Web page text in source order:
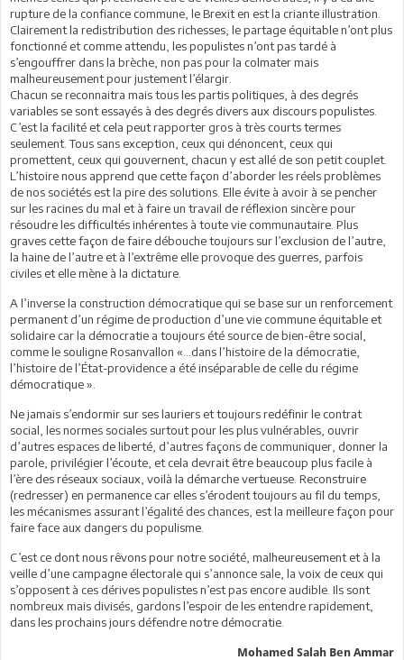
rupture de la confiance commune, le Brexit en est la criante illustration.
Clairement la redistribution des richesses, le partage équitable n’ont plus
fonctionné et comme attendu, les populistes n’ont pas tardé à
s’engouffrer dans la brèche, non pas pour la colmater mais
malheureusement pour justement l’élargir.
Chacun se reconnaitra mais tous les partis politiques, à des degrés
variables se sont essayés à des degrés divers aux discours populistes.
C’est la facilité et cela peut rapporter gros à très courts termes
seulement. Tous sans exception, ceux qui dénoncent, ceux qui
promettent, ceux qui gouvernent, chacun y est allé de son petit couplet.
L’histoire nous apprend que cette façon d’aborder les réels problèmes
de nos sociétés est la pire des solutions. Elle évite à avoir à se pencher
sur les racines du mal et à faire un travail de réflexion sincère pour
résoudre les difficultés inhérentes à toute vie communautaire. Plus
graves cette façon de faire débouche toujours sur l’exclusion de l’autre,
la haine de l’autre et à l’extrême elle provoque des guerres, parfois
civiles et elle mène à la dictature.
A l’inverse la construction démocratique qui se base sur un renforcement
permanent d’un régime de production d’une vie commune équitable et
solidaire car la démocratie a toujours été source de bien-être social,
comme le souligne Rosanvallon «…dans l’histoire de la démocratie,
l’histoire de l’État-providence a été inséparable de celle du régime
démocratique ».
Ne jamais s’endormir sur ses lauriers et toujours redéfinir le contrat
social, les normes sociales surtout pour les plus vulnérables, ouvrir
d’autres espaces de liberté, d’autres façons de communiquer, donner la
parole, privilégier l’écoute, et cela devrait être beaucoup plus facile à
l’ère des réseaux sociaux, voilà la démarche vertueuse. Reconstruire
(redresser) en permanence car elles s’érodent toujours au fil du temps,
les mécanismes assurant l’égalité des chances, est la meilleure façon pour
faire face aux dangers du populisme.
C’est ce dont nous rêvons pour notre société, malheureusement et à la
veille d’une campagne électorale qui s’annonce sale, la voix de ceux qui
s’opposent à ces dérives populistes n’est pas encore audible. Ils sont
nombreux mais divisés, gardons l’espoir de les entendre rapidement,
dans les prochains jours défendre notre démocratie.
Mohamed Salah Ben Ammar